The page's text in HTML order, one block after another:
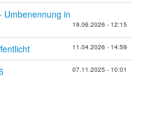
Umbenennung in
19.06.2026 - 12:15
11.04.2026 - 14:59
07.11.2025 - 10:01